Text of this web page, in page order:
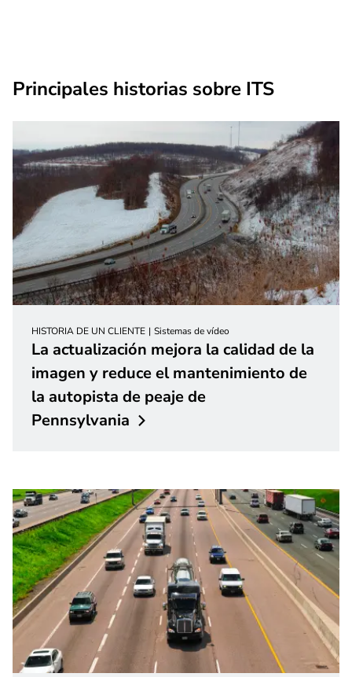
Principales historias sobre ITS
HISTORIA DE UN CLIENTE Sistemas de vídeo
La actualización mejora la calidad de la
imagen y reduce el mantenimiento de
la autopista de peaje de
Pennsylvania